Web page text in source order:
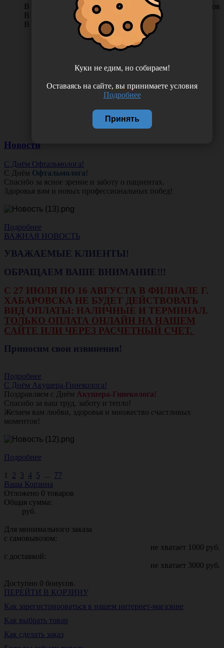
0 отзывов
В КОРЗИНУ
В наличии во Владивостоке 31 упак.
В наличии в Хабаровске 9 упак.
Новости
С Днём Офтальмолога!
С Днём Офтальмолога!
Спасибо за ясное зрение и заботу о пациентах.
Здоровья вам и новых профессиональных побед!
Подробнее
ВАЖНАЯ НОВОСТЬ
УВАЖАЕМЫЕ КЛИЕНТЫ!
ОБРАЩАЕМ ВАШЕ ВНИМАНИЕ!!!
С 27 ИЮЛЯ ПО 16 АВГУСТА В ФИЛИАЛЕ Г.
ХАБАРОВСКА НЕ БУДЕТ ДЕЙСТВОВАТЬ
ВИД ОПЛАТЫ: НАЛИЧНЫЕ И ТЕРМИНАЛ.
ТОЛЬКО ОПЛАТА ОНЛАЙН НА НАШЕМ
САЙТЕ ИЛИ ЧЕРЕЗ РАСЧЕТНЫЙ СЧЕТ.
Приносим свои извинения!
Подробнее
С Днём Акушера-Гинеколога!
Поздравляем с Днём Акушера-Гинеколога!
Спасибо за ваш труд, заботу и тепло!
Желаем вам любви, здоровья и множество счастливых
моментов!
Подробнее
1 2 3 4 5 ... 77
Ваша Корзина
Отложено 0 товаров
Общая сумма:
руб.
Для минимального заказа
с самовывозом:
не хватает 1000 руб.
с доставкой:
не хватает 3000 руб.
Доступно 0 бонусов.
ПЕРЕЙТИ В КОРЗИНУ
Как зарегистрироваться в нашем интернет-магазине
Как выбрать товар
Как сделать заказ
Куки не едим, но собираем!
Оставаясь на сайте, вы принимаете условия
Подробнее
Принять